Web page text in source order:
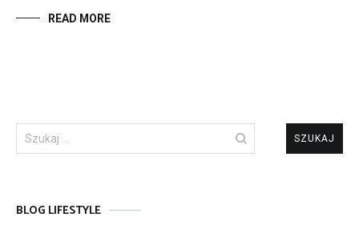
READ MORE
BLOG LIFESTYLE